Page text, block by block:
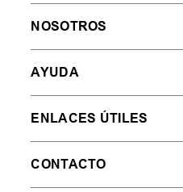
NOSOTROS
AYUDA
ENLACES ÚTILES
CONTACTO